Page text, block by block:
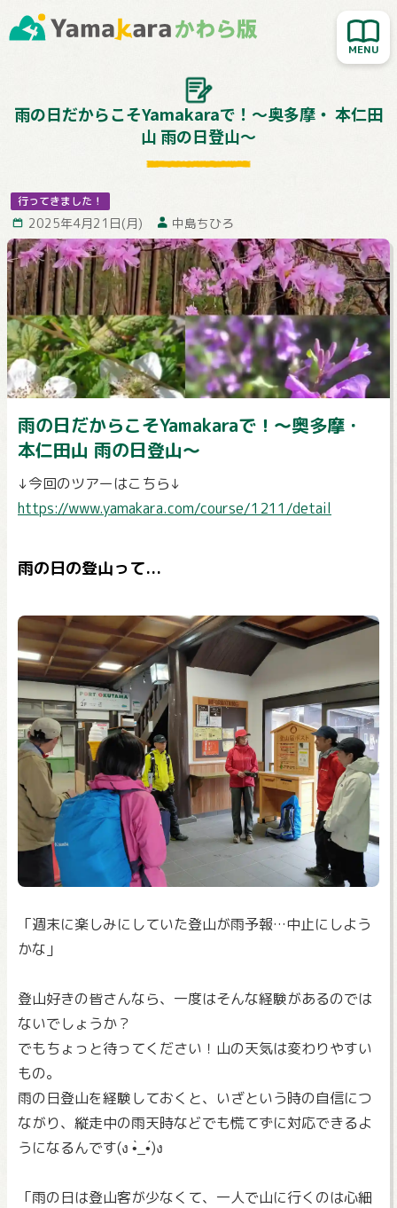
新着記事を読む
Yamakara登山教室
お客様レポート
Yamakaraサイト
お問い合わせ
雨の日だからこそYamakaraで！～奥多摩・ 本仁田
山 雨の日登山～
行ってきました！
2025年4月21日(月) 中島ちひろ
雨の日だからこそYamakaraで！～奥多摩・
本仁田山 雨の日登山～
↓今回のツアーはこちら↓
https://www.yamakara.com/course/1211/detail
雨の日の登山って...
「週末に楽しみにしていた登山が雨予報…中止にしよう
かな」
登山好きの皆さんなら、一度はそんな経験があるのでは
ないでしょうか？
でもちょっと待ってください！山の天気は変わりやすい
もの。
雨の日登山を経験しておくと、いざという時の自信につ
ながり、縦走中の雨天時などでも慌てずに対応できるよ
うになるんです(ง •̀_•́)ง
「雨の日は登山客が少なくて、一人で山に行くのは心細